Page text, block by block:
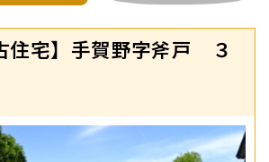
住宅】手賀野字斧戸 ３